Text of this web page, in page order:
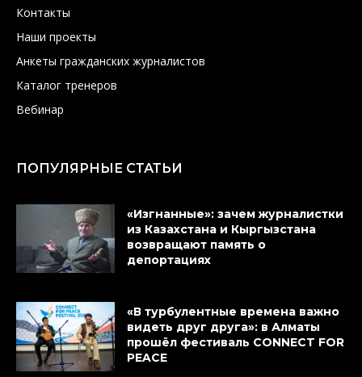
Контакты
Наши проекты
Анкеты гражданских журналистов
Каталог тренеров
Вебинар
ПОПУЛЯРНЫЕ СТАТЬИ
«Изгнанные»: зачем журналистки
из Казахстана и Кыргызстана
возвращают память о
депортациях
«В турбулентные времена важно
видеть друг друга»: в Алматы
прошёл фестиваль CONNECT FOR
PEACE